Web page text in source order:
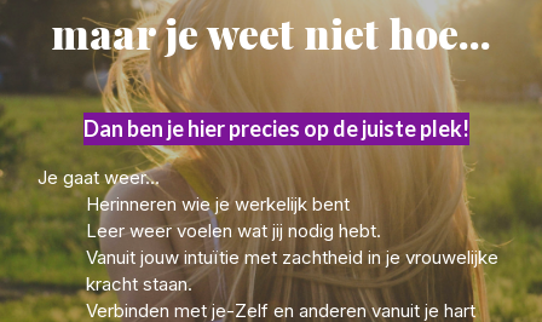
maar je weet niet hoe...
Dan ben je hier precies op de juiste plek!
Je gaat weer...
Herinneren wie je werkelijk bent
Leer weer voelen wat jij nodig hebt.
Vanuit jouw intuïtie met zachtheid in je vrouwelijke
kracht staan.
Verbinden met je-Zelf en anderen vanuit je hart